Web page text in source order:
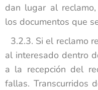
dan lugar al
los documentos que
3.2.3. Si el reclamo
al interesado dentro
a la recepción del
fallas. Transcurridos